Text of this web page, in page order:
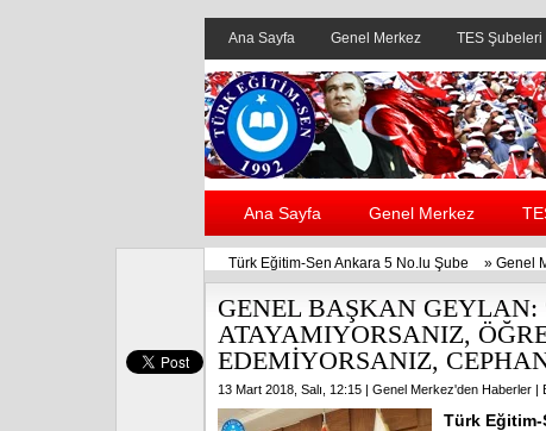
Ana Sayfa Genel Merkez TES Şubeleri
Ana Sayfa Genel Merkez
Türk Eğitim-Sen Ankara 5 No.lu Şube » Genel
GENEL BAŞKAN GEYLAN:
ATAYAMIYORSANIZ,
EDEMİYORSANIZ,
13 Mart 2018, Salı, 12:15 | Genel Merkez'den Haberler |
Türk Eğitim-